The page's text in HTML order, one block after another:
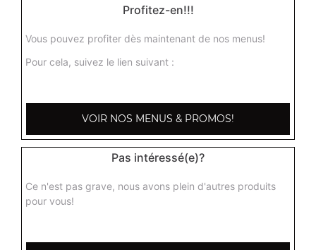
Profitez-en!!!
Vous pouvez profiter dès maintenant de nos menus!
Pour cela, suivez le lien suivant :
VOIR NOS MENUS & PROMOS!
Pas intéressé(e)?
Ce n'est pas grave, nous avons plein d'autres produits
pour vous!